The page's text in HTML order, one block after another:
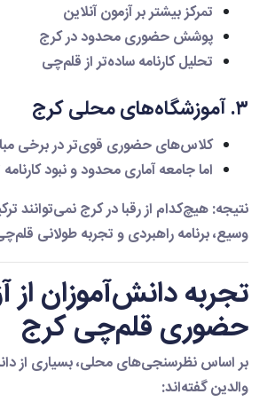
تمرکز بیشتر بر آزمون آنلاین
پوشش حضوری محدود در کرج
تحلیل کارنامه ساده‌تر از قلم‌چی
کلاس‌های حضوری قوی‌تر در برخی مباحث
اما جامعه آماری محدود و نبود کارنامه
نتیجه:هیچ‌کدام از رقبا در کرج نمی‌توانند ترکیب
وسیع، برنامه راهبردی و تجربه طولانی قلم‌چی را
تجربه دانش‌آموزان از
حضوری قلم‌چی کرج
بر اساس نظرسنجی‌های محلی، بسیاری از
والدین گفته‌اند: